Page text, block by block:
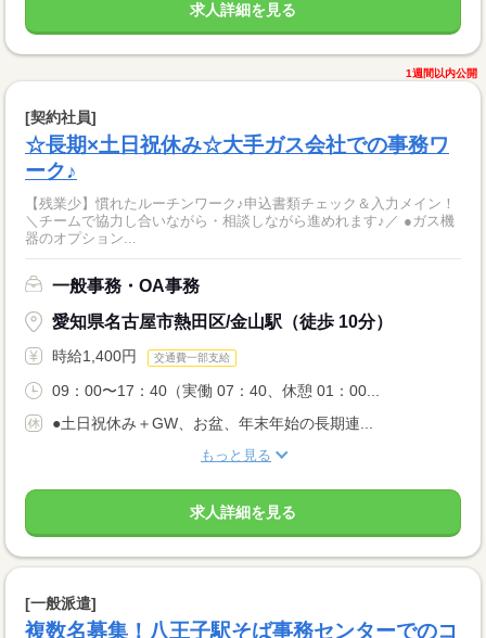
求人詳細を見る
1週間以内公開
[契約社員]
☆長期×土日祝休み☆大手ガス会社での事務ワ
ーク♪
【残業少】慣れたルーチンワーク♪申込書類チェック＆入力メイン！
＼チームで協力し合いながら・相談しながら進めれます♪／ ●ガス機
器のオプション...
一般事務・OA事務
愛知県名古屋市熱田区/金山駅（徒歩 10分）
時給1,400円 交通費一部支給
09：00〜17：40（実働 07：40、休憩 01：00...
●土日祝休み＋GW、お盆、年末年始の長期連...
もっと見る
求人詳細を見る
[一般派遣]
複数名募集！八王子駅そば事務センターでのコ